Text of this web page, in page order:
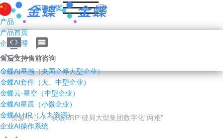
获取方案
产品
产品首页
企业管理AI
金蝶AI星瀚（央国企等大型企业）
金蝶AI套件（大、中型企业）
金蝶云·星空（中型企业）
金蝶AI星辰（小微企业）
金蝶AI HR（人力资源）
企业AI操作系统
售后支持售前咨询
资源中心 / “双层ERP”破局大型集团数字化“两难”